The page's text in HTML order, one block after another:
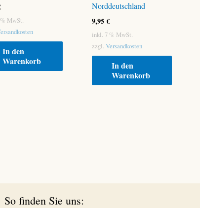
MwSt.
In den
Warenkorb
Norddeutschland
9,95€
inkl. 7 % MwSt.
zzgl. Versandkosten
In den
Warenkorb
So finden Sie uns: